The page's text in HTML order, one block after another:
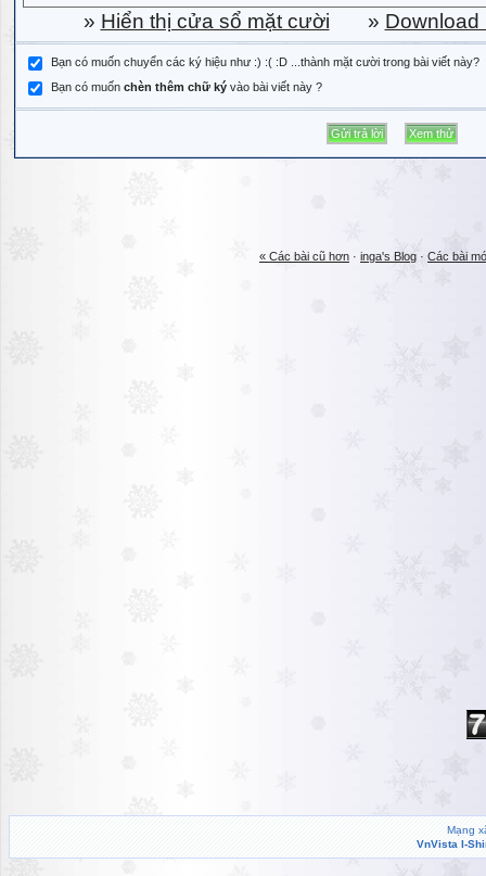
» Hiển thị cửa sổ mặt cười » Download
Bạn có muốn chuyển các ký hiệu như :) :( :D ...thành mặt cười trong bài viết này?
Bạn có muốn chèn thêm chữ ký vào bài viết này ?
« Các bài cũ hơn · inga's Blog · Các bài
Mạng
VnVista I-